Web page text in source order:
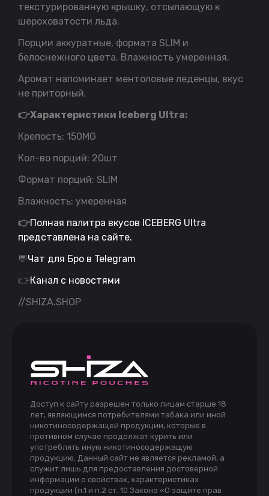
текстурированную крышку, отсылающую к
шероховатости льда.
Порции аккуратные, формата SLIM и
белоснежного цвета. Влажность умеренная.
Аромат напоминает ментоловые леденцы, вкус
не приторный.
👉Характеристики Iceberg Ultra:
Крепость: 150MG
Кол-во порций: 20шт
Формат порций: SLIM
Влажность: умеренная
👉Полная палитра вкусов ICEBERG Ultra
представлена на сайте.
💬Чат для Бро в Telegram
👉Канал с новостями
//SHIZA.SHOP
Доступ к сайту разрешен только лицам старше 18
лет, являющимся потребителями табака или иной
никотиносодержащей продукции, которые в
противном случае продолжат курить или
употреблять иную никотиносодержащую
продукцию. Данный сайт не является рекламой, а
служит лишь для предоставления достоверной
информации о свойствах, характеристиках
продукции (п.1 и п.2 ст. 10 Закона «О защите прав